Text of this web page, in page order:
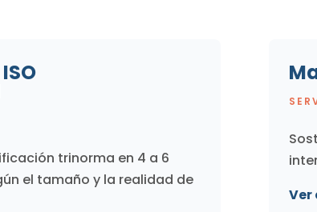
trinorma en 4 a 6
el tamaño y la realidad de
Ver